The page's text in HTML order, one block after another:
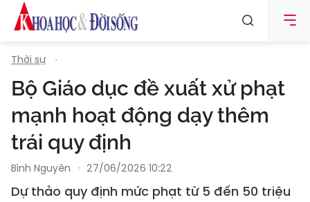
Thời sự
Bộ Giáo dục đề xuất xử phạt
mạnh hoạt động dạy thêm
trái quy định
Bình Nguyên 27/06/2026 10:22
Dự thảo quy định mức phạt từ 5 đến 50 triệu